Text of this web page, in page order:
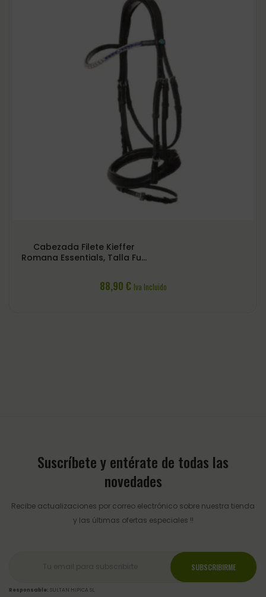
Cabezada Filete Kieffer
Romana Essentials, Talla Full
88,90 € Iva Incluido
Suscríbete y entérate de todas las
novedades
Recibe actualizaciones por correo electrónico sobre nuestra tienda
y las últimas ofertas especiales !!
Responsable: SULTAN HIPICA SL.